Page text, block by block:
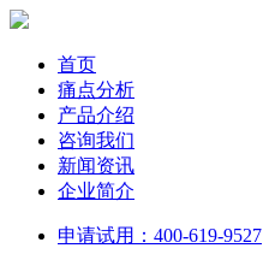
首页
痛点分析
产品介绍
咨询我们
新闻资讯
企业简介
申请试用：400-619-9527